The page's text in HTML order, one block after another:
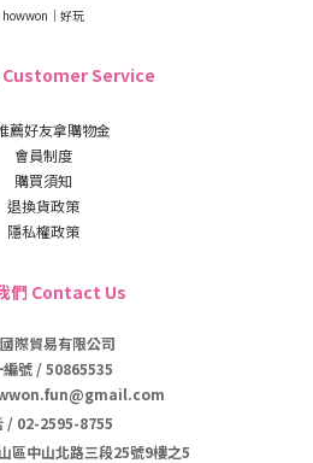
howwon｜好玩
Customer Service
薦好友拿購物金
會員制度
購買須知
退換貨政策
隱私權政策
們 Contact Us
際貿易有限公司
編號 / 50865535
/ 02-2595-8755
區中山北路三段25號9樓之5